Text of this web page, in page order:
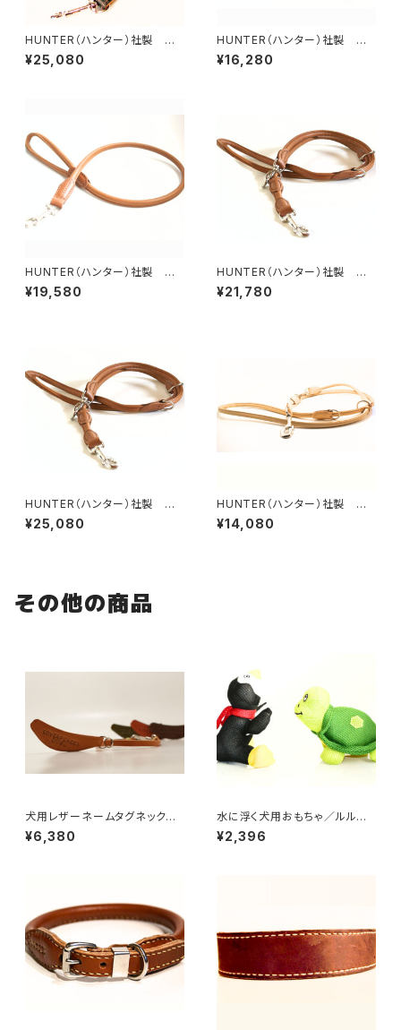
HUNTER（ハンター）社製 犬
用カナディアン・エルクレザー3
wayリード【200cm・リード幅2
¥25,080
HUNTER（ハンター）社製 犬
用エルクレザー丸め革リード【1
00cm・リード直径8mm】
¥16,280
HUNTER（ハンター）社製 犬
用エルクレザー丸め革リード【1
00cm・リード直径1cm】
¥19,580
HUNTER（ハンター）社製 犬
用エルクレザー丸め革3wayリ
ード【200cm・リード直径8m
¥21,780
HUNTER（ハンター）社製 犬
用エルクレザー丸め革3wayリ
ード【200cm・ リード直径1c
¥25,080
HUNTER（ハンター）社製 犬
用丸めレザーの3wayリード【2
00cm・リード直径8mm】
¥14,080
その他の商品
犬用レザーネームタグネックレ
ス（迷子札）／長さ39cmまで
【受注製作】LOVE&PEACE&D
¥6,380
水に浮く犬用おもちゃ／ルルベ
ルズトイ・ペンギン
¥2,396